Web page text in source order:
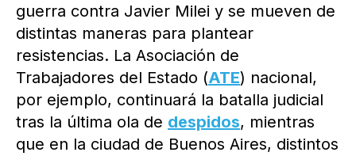
guerra contra Javier Milei y se mueven de
distintas maneras para plantear
resistencias. La Asociación de
Trabajadores del Estado (ATE) nacional,
por ejemplo, continuará la batalla judicial
tras la última ola de despidos, mientras
que en la ciudad de Buenos Aires, distintos